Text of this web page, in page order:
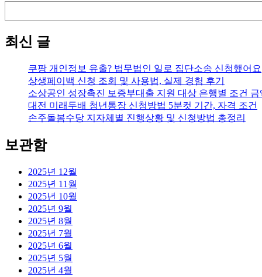
최신 글
쿠팡 개인정보 유출? 법무법인 일로 집단소송 신청했어요
상생페이백 신청 조회 및 사용법, 실제 경험 후기
소상공인 성장촉진 보증부대출 지원 대상 은행별 조건 금
대전 미래두배 청년통장 신청방법 5분컷 기간, 자격 조건
손주돌봄수당 지자체별 진행상황 및 신청방법 총정리
보관함
2025년 12월
2025년 11월
2025년 10월
2025년 9월
2025년 8월
2025년 7월
2025년 6월
2025년 5월
2025년 4월